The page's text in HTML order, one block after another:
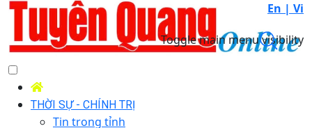
En | Vi
Toggle main menu visibility
THỜI SỰ - CHÍNH TRỊ
Tin trong tỉnh